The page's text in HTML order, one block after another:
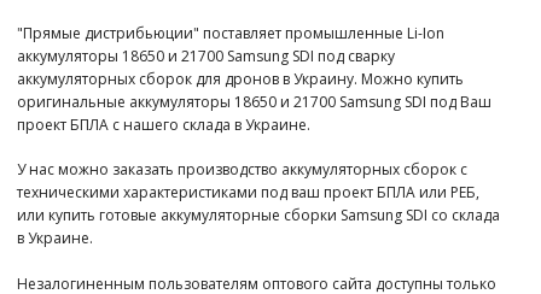
"Прямые дистрибьюции" поставляет промышленные Li-Ion
аккумуляторы 18650 и 21700 Samsung SDI под сварку
аккумуляторных сборок для дронов в Украину. Можно купить
оригинальные аккумуляторы 18650 и 21700 Samsung SDI под Ваш
проект БПЛА с нашего склада в Украине.
У нас можно заказать производство аккумуляторных сборок с
техническими характеристиками под ваш проект БПЛА или РЕБ,
или купить готовые аккумуляторные сборки Samsung SDI со склада
в Украине.
Незалогиненным пользователям оптового сайта доступны только